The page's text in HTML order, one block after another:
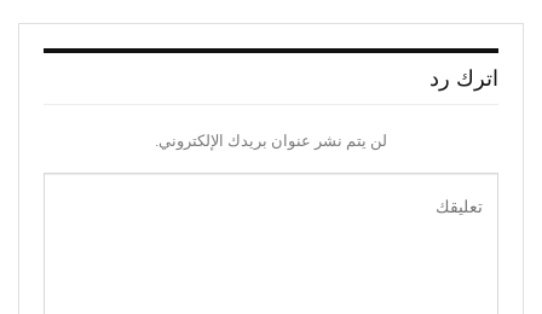
اترك رد
لن يتم نشر عنوان بريدك الإلكتروني.